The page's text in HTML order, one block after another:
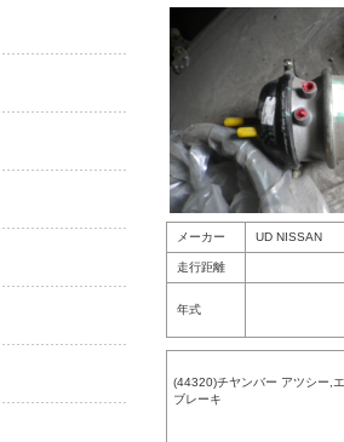
メーカー UD NISSAN
走行距離
年式
(44320)チヤンバー アツシー,
ブレーキ